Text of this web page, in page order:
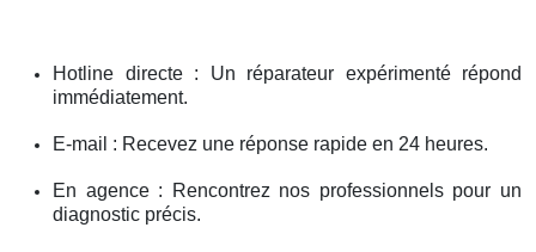
Hotline directe : Un réparateur expérimenté répond
immédiatement.
E-mail : Recevez une réponse rapide en 24 heures.
En agence : Rencontrez nos professionnels pour un
diagnostic précis.